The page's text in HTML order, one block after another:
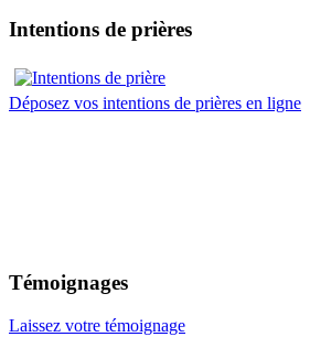
Intentions de prières
Déposez vos intentions de prières en ligne
Témoignages
Laissez votre témoignage